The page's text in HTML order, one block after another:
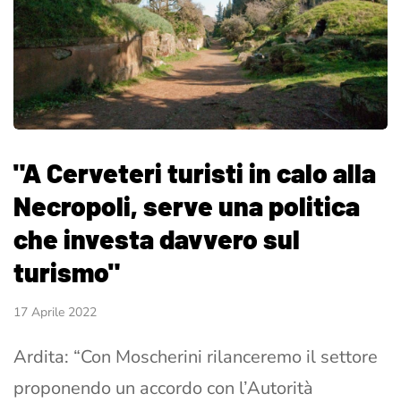
"A Cerveteri turisti in calo alla
Necropoli, serve una politica
che investa davvero sul
turismo"
17 Aprile 2022
Ardita: “Con Moscherini rilanceremo il settore
proponendo un accordo con l’Autorità